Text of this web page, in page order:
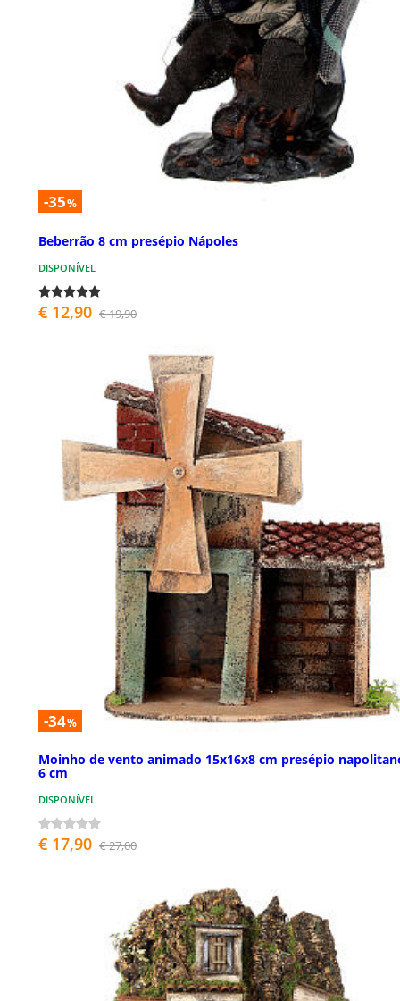
-35%
Beberrão 8 cm presépio Nápoles
DISPONÍVEL
€ 12,90 € 19,90
-34%
Moinho de vento animado 15x16x8 cm presépio
6 cm
DISPONÍVEL
€ 17,90 € 27,00